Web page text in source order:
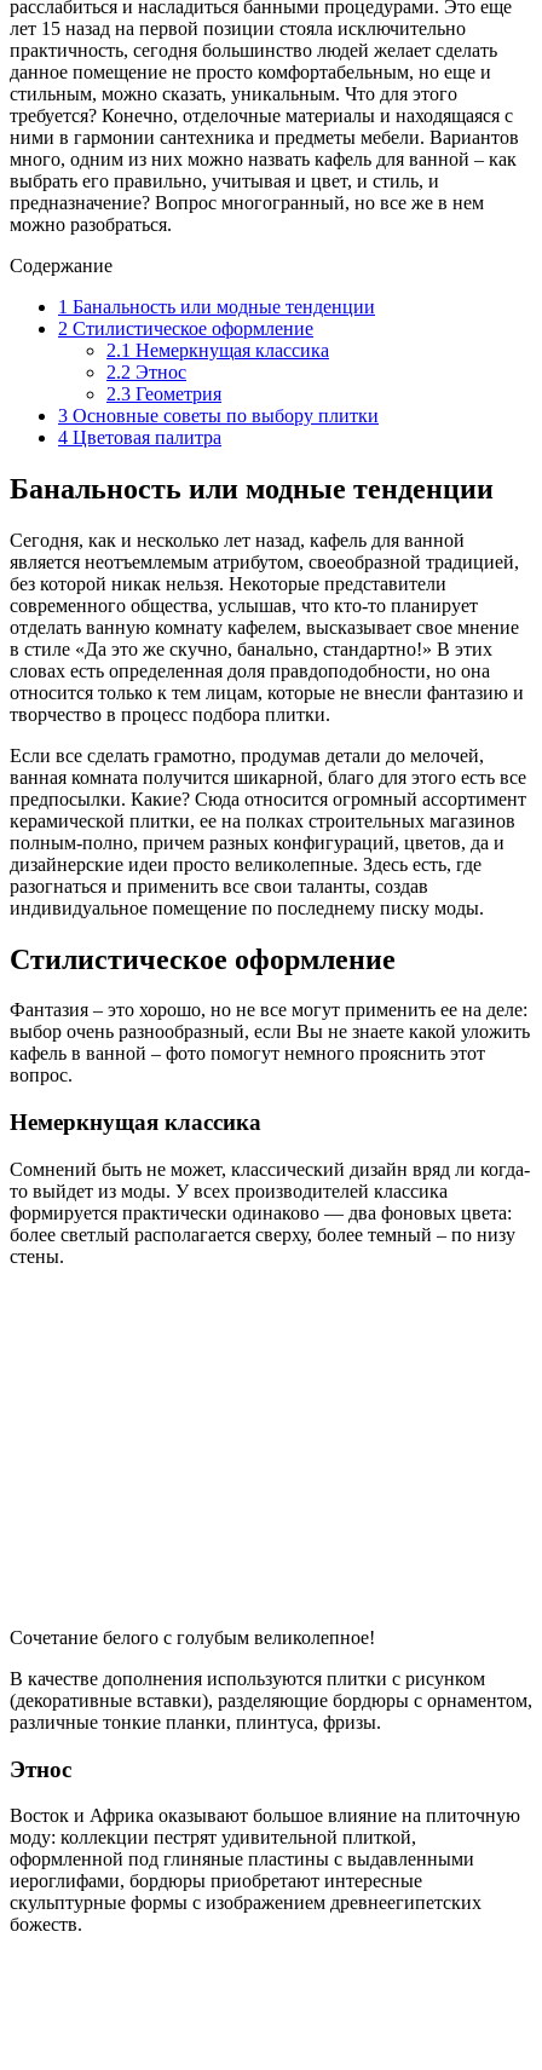
расслабиться и насладиться банными процедурами. Это еще
лет 15 назад на первой позиции стояла исключительно
практичность, сегодня большинство людей желает сделать
данное помещение не просто комфортабельным, но еще и
стильным, можно сказать, уникальным. Что для этого
требуется? Конечно, отделочные материалы и находящаяся с
ними в гармонии сантехника и предметы мебели. Вариантов
много, одним из них можно назвать кафель для ванной – как
выбрать его правильно, учитывая и цвет, и стиль, и
предназначение? Вопрос многогранный, но все же в нем
можно разобраться.
Содержание
1 Банальность или модные тенденции
2 Стилистическое оформление
2.1 Немеркнущая классика
2.2 Этнос
2.3 Геометрия
3 Основные советы по выбору плитки
4 Цветовая палитра
Банальность или модные тенденции
Сегодня, как и несколько лет назад, кафель для ванной
является неотъемлемым атрибутом, своеобразной традицией,
без которой никак нельзя. Некоторые представители
современного общества, услышав, что кто-то планирует
отделать ванную комнату кафелем, высказывает свое мнение
в стиле «Да это же скучно, банально, стандартно!» В этих
словах есть определенная доля правдоподобности, но она
относится только к тем лицам, которые не внесли фантазию и
творчество в процесс подбора плитки.
Если все сделать грамотно, продумав детали до мелочей,
ванная комната получится шикарной, благо для этого есть все
предпосылки. Какие? Сюда относится огромный ассортимент
керамической плитки, ее на полках строительных магазинов
полным-полно, причем разных конфигураций, цветов, да и
дизайнерские идеи просто великолепные. Здесь есть, где
разогнаться и применить все свои таланты, создав
индивидуальное помещение по последнему писку моды.
Стилистическое оформление
Фантазия – это хорошо, но не все могут применить ее на деле:
выбор очень разнообразный, если Вы не знаете какой уложить
кафель в ванной – фото помогут немного прояснить этот
вопрос.
Немеркнущая классика
Сомнений быть не может, классический дизайн вряд ли когда-
то выйдет из моды. У всех производителей классика
формируется практически одинаково — два фоновых цвета:
более светлый располагается сверху, более темный – по низу
стены.
Сочетание белого с голубым великолепное!
В качестве дополнения используются плитки с рисунком
(декоративные вставки), разделяющие бордюры с орнаментом,
различные тонкие планки, плинтуса, фризы.
Этнос
Восток и Африка оказывают большое влияние на плиточную
моду: коллекции пестрят удивительной плиткой,
оформленной под глиняные пластины с выдавленными
иероглифами, бордюры приобретают интересные
скульптурные формы с изображением древнеегипетских
божеств.